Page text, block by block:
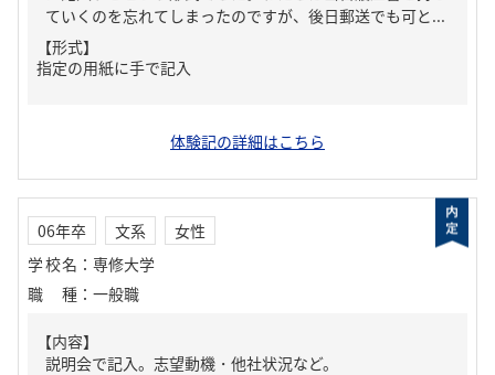
ていくのを忘れてしまったのですが、後日郵送でも可と...
【形式】
指定の用紙に手で記入
体験記の詳細はこちら
06年卒 文系
女性
学校名 ： 専修大学
職種 ： 一般職
【内容】
説明会で記入。志望動機・他社状況など。